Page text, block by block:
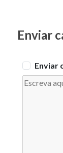
Enviar
Enviar